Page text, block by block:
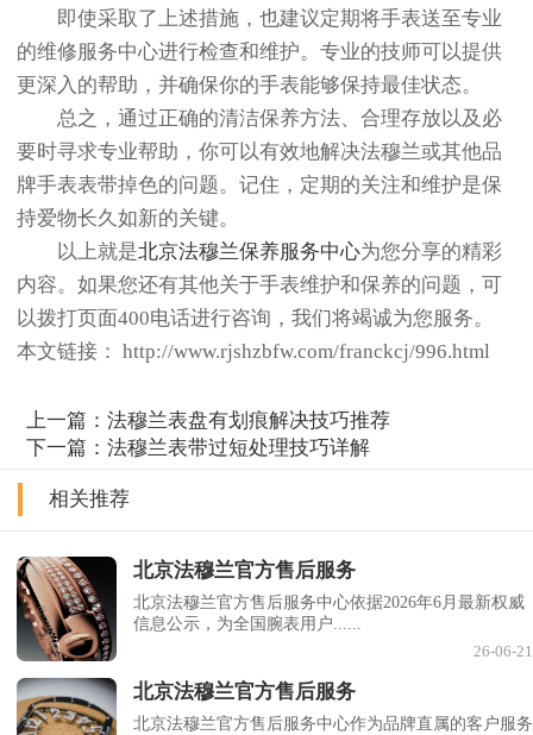
即使采取了上述措施，也建议定期将手表送至专业
的维修服务中心进行检查和维护。专业的技师可以提供
更深入的帮助，并确保你的手表能够保持最佳状态。
总之，通过正确的清洁保养方法、合理存放以及必
要时寻求专业帮助，你可以有效地解决法穆兰或其他品
牌手表表带掉色的问题。记住，定期的关注和维护是保
持爱物长久如新的关键。
以上就是北京法穆兰保养服务中心为您分享的精彩
内容。如果您还有其他关于手表维护和保养的问题，可
以拨打页面400电话进行咨询，我们将竭诚为您服务。
本文链接： http://www.rjshzbfw.com/franckcj/996.html
上一篇：法穆兰表盘有划痕解决技巧推荐
下一篇：法穆兰表带过短处理技巧详解
相关推荐
北京法穆兰官方售后服务
北京法穆兰官方售后服务中心依据2026年6月最新权威
信息公示，为全国腕表用户......
26-06-21
北京法穆兰官方售后服务
北京法穆兰官方售后服务中心作为品牌直属的客户服务